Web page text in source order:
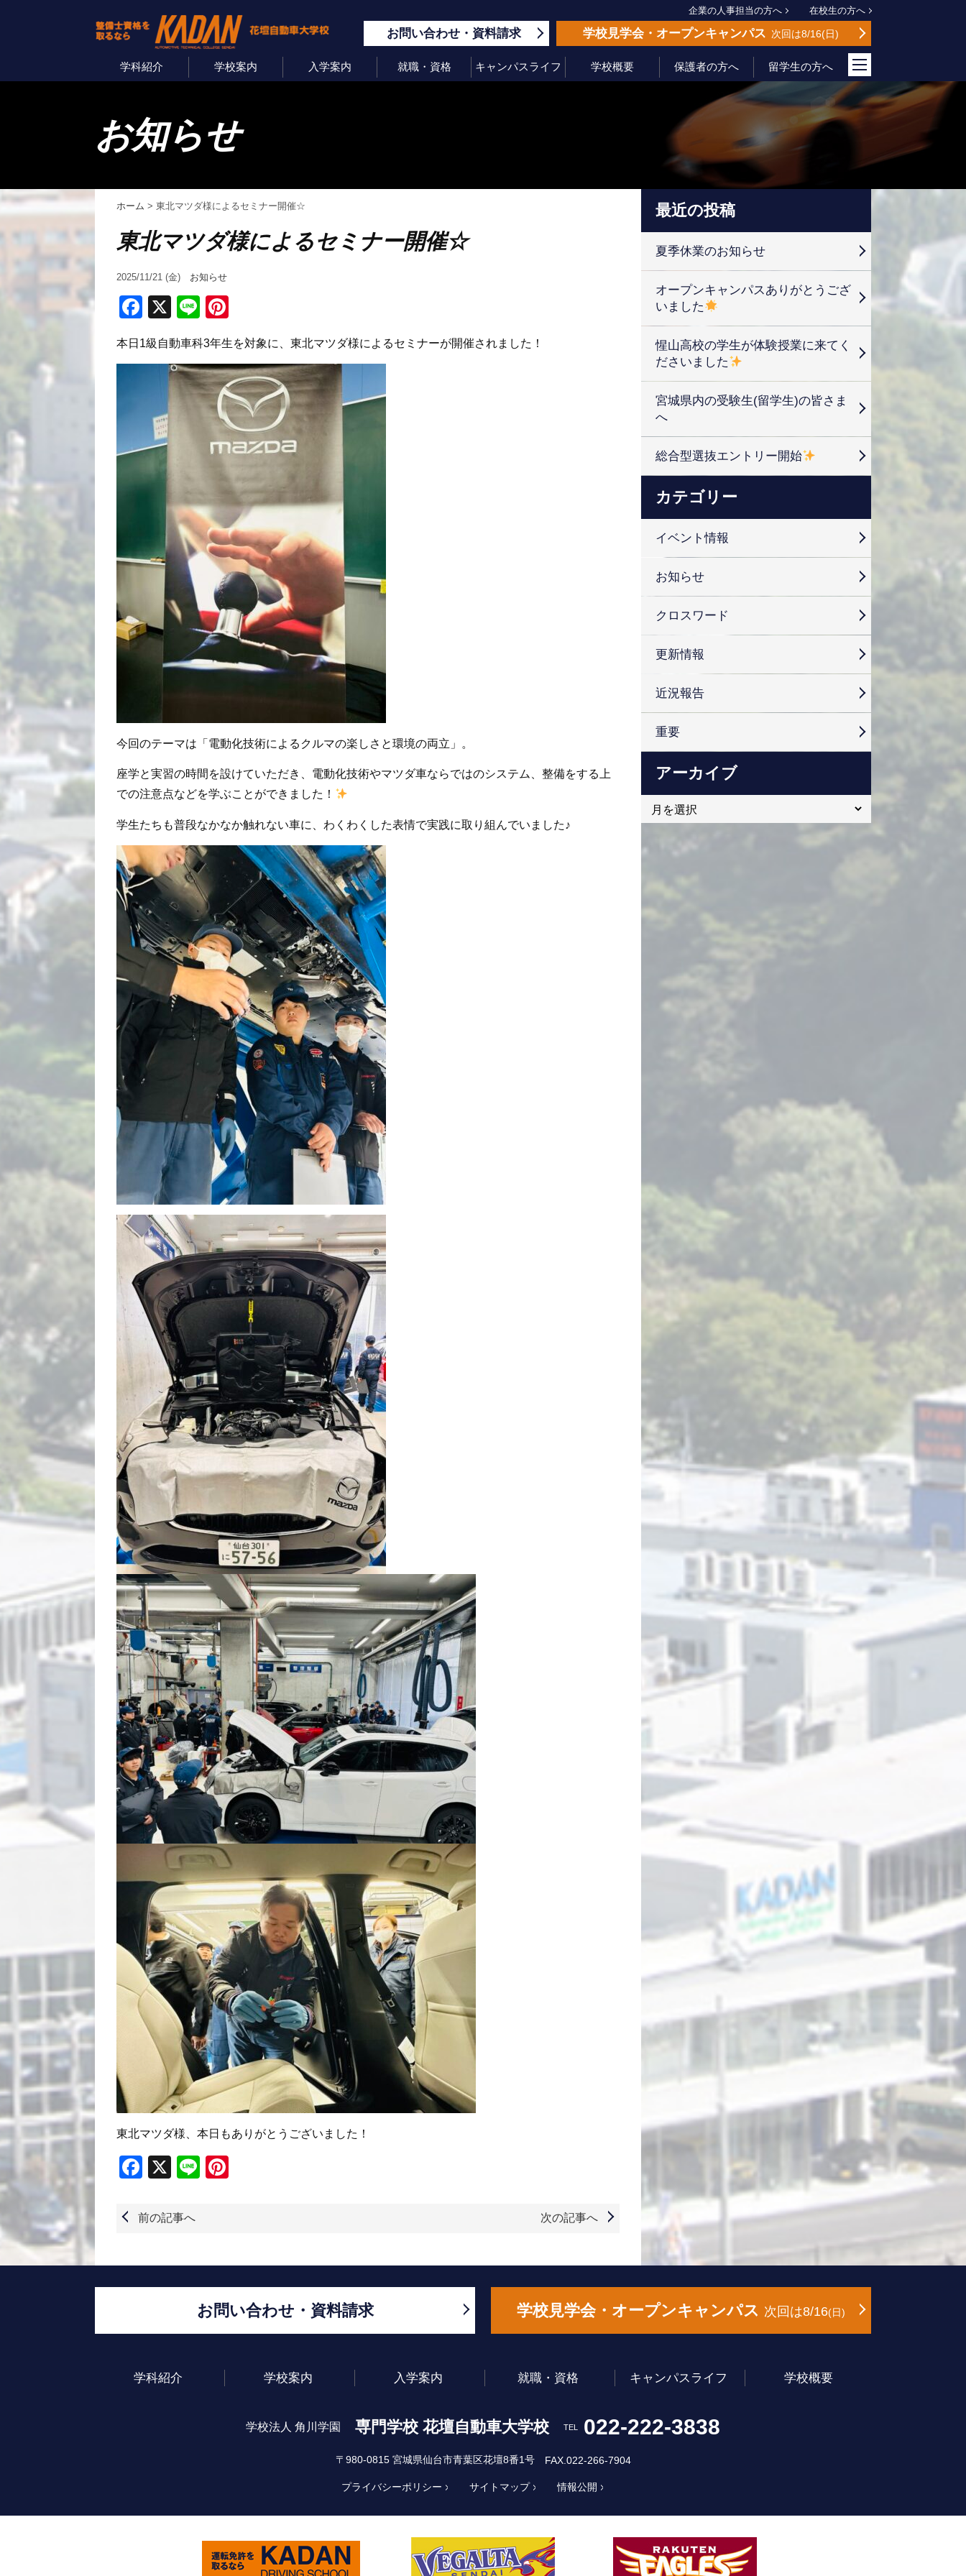
企業の人事担当の方へ 在校生の方へ
お問い合わせ 資料請求 学校見学会 オープンキャンパス 次回は8/16 日
学科紹介 学校案内 入学案内 就職・資格 キャンパスライフ 学校概要 保護者の方へ 留学生の方へ
お知らせ
ホーム > 東北マツダ様によるセミナー開催☆
東北マツダ様によるセミナー開催☆
2025/11/21 (金) お知らせ
Facebook
X Line
本日1級自動車科3年生を対象に、東北マツダ様によるセミナーが開催されました！
今回のテーマは「電動化技術によるクルマの楽しさと環境の両立」。
座学と実習の時間を設けていただき、電動化技術やマツダ車ならではのシステム、整備をする上
での注意点などを学ぶことができました！
学生たちも普段なかなか触れない車に、わくわくした表情で実践に取り組んでいました♪
東北マツダ様、本日もありがとうございました！
Facebook
X Line
前の記事へ 次の記事へ
最近の投稿
夏季休業のお知らせ
オープンキャンパスありがとうござ
いました
惺山高校の学生が体験授業に来てく
ださいました
宮城県内の受験生(留学生)の皆さま
へ
総合型選抜エントリー開始
カテゴリー
イベント情報
お知らせ
クロスワード
更新情報
近況報告
重要
アーカイブ
お問い合わせ・資料請求 学校見学会・オープンキャンパス 次回は8/16 日
学科紹介 学校案内 入学案内 就職・資格 キャンパスライフ 学校概要
学校法人 角川学園 専門学校 花壇自動車大学校 TEL 022-222-3838
〒980-0815 宮城県仙台市青葉区花壇8番1号 FAX.022-266-7904
プライバシーポリシー サイトマップ 情報公開